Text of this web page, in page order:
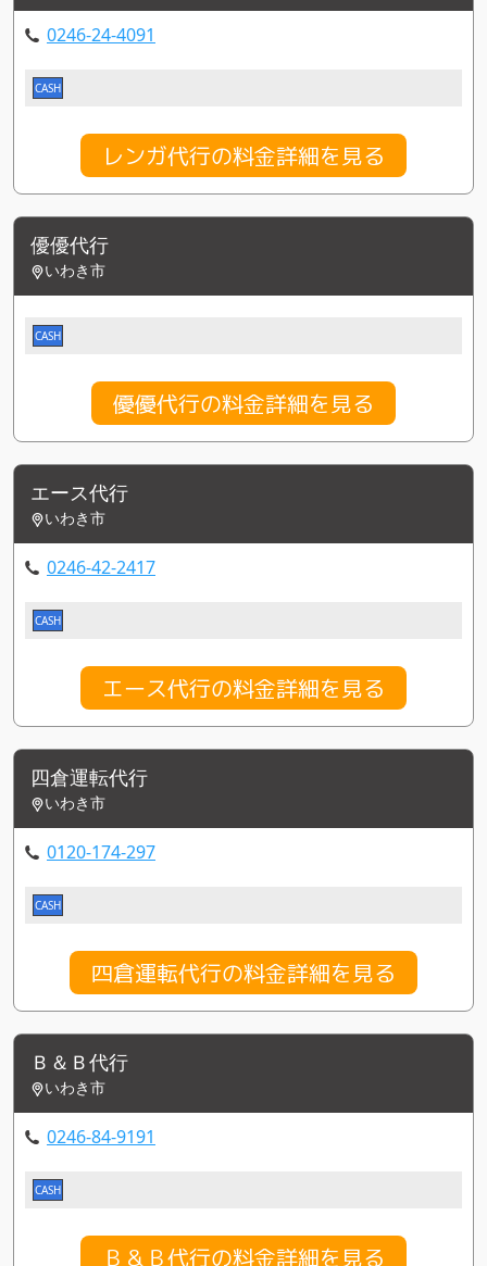
0246-24-4091
CASH
レンガ代行の料金詳細を見る
優優代行
いわき市
CASH
優優代行の料金詳細を見る
エース代行
いわき市
0246-42-2417
CASH
エース代行の料金詳細を見る
四倉運転代行
いわき市
0120-174-297
CASH
四倉運転代行の料金詳細を見る
Ｂ＆Ｂ代行
いわき市
0246-84-9191
CASH
Ｂ＆Ｂ代行の料金詳細を見る